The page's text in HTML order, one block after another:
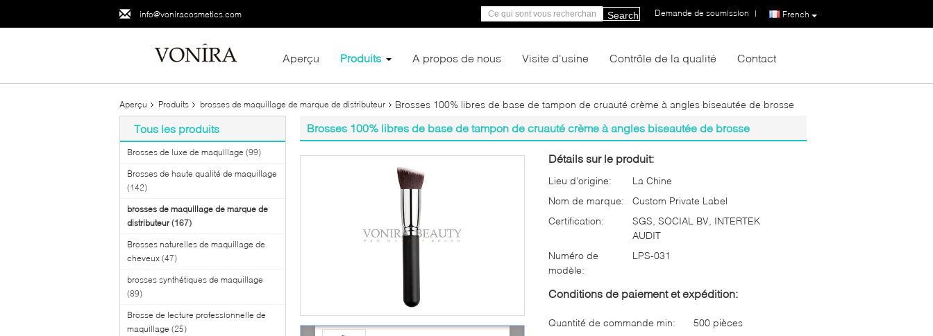
info@voniracosmetics.com French
Demande de soumission |
Search
Aperçu Produits A propos de nous Visite d'usine Contrôle de la qualité Contact
Aperçu Produits brosses de maquillage de marque de distributeur Brosses 100% libres de base de tampon de cruauté crème à angles biseautée de brosse
Tous les produits
Brosses de luxe de maquillage (99)
Brosses de haute qualité de maquillage
(142)
brosses de maquillage de marque de
distributeur (167)
Brosses naturelles de maquillage de
cheveux (47)
brosses synthétiques de maquillage
(89)
Brosse de lecture professionnelle de
maquillage (25)
Brosses 100% libres de base de tampon de cruauté crème à angles biseautée de brosse
Détails sur le produit:
Lieu d'origine:
La Chine
Nom de marque:
Custom Private Label
Certification:
SGS, SOCIAL BV, INTERTEK
AUDIT
Numéro de
modèle:
LPS-031
Conditions de paiement et expédition:
Quantité de commande min:
500 pièces